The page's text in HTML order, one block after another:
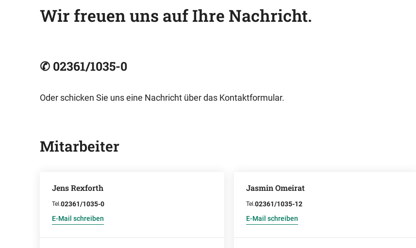
Wir freuen uns auf Ihre Nachricht.
✆ 02361/1035-0
Oder schicken Sie uns eine Nachricht über das Kontaktformular.
Mitarbeiter
Jens Rexforth
Tel.02361/1035-0
E-Mail schreiben
Jasmin Omeirat
Tel.02361/1035-12
E-Mail schreiben